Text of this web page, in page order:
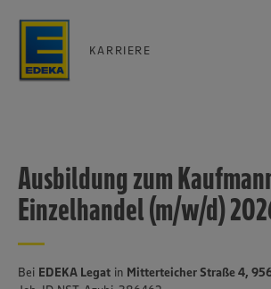
KARRIERE
Ausbildung zum
Einzelhandel (m/w/d)
Bei EDEKA Legat in Mitterteicher Straße 4,